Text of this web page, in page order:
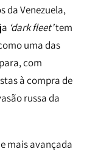
da Venezuela,
‘dark fleet’tem
uma das
com
à compra de
russa da
mais avançada